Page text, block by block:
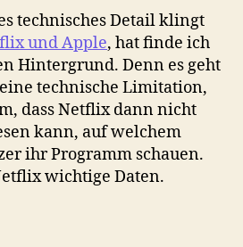
technisches Detail klingt
und Apple, hat finde ich
Hintergrund. Denn es geht
technische Limitation,
dass Netflix dann nicht
kann, auf welchem
ihr Programm schauen.
wichtige Daten.